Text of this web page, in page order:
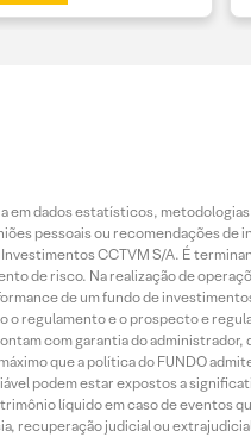
dados estatísticos,
pessoais ou recomendações
CCTVM S/A. É
de risco. Na realização de
de um fundo de
o regulamento e o prospecto e
com garantia do
que a política do FUNDO
podem estar expostos a
líquido em caso de eventos
recuperação judicial ou